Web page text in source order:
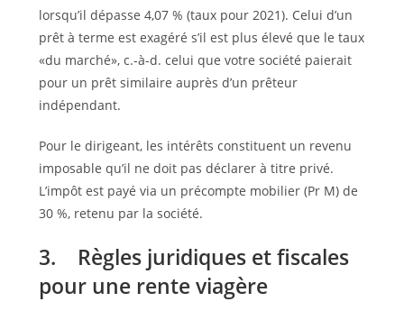
lorsqu’il dépasse 4,07 % (taux pour 2021). Celui d’un
prêt à terme est exagéré s’il est plus élevé que le taux
«du marché», c.-à-d. celui que votre société paierait
pour un prêt similaire auprès d’un prêteur
indépendant.
Pour le dirigeant, les intérêts constituent un revenu
imposable qu’il ne doit pas déclarer à titre privé.
L’impôt est payé via un précompte mobilier (Pr M) de
30 %, retenu par la société.
3. Règles juridiques et fiscales
pour une rente viagère